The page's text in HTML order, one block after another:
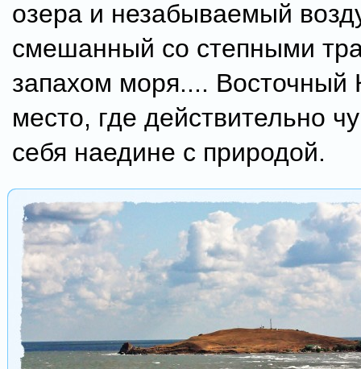
озера и незабываемый
смешанный со степными
запахом моря.... Восточный
место, где действительно
себя наедине с природой.